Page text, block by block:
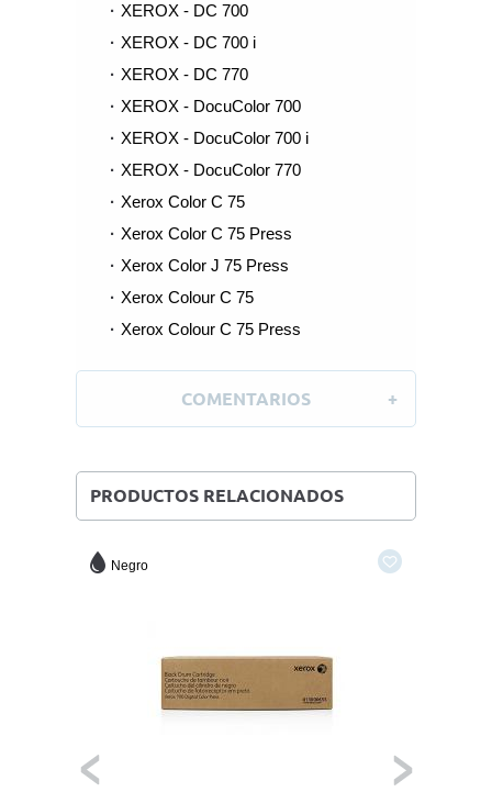
XEROX - DC 700
XEROX - DC 700 i
XEROX - DC 770
XEROX - DocuColor 700
XEROX - DocuColor 700 i
XEROX - DocuColor 770
Xerox Color C 75
Xerox Color C 75 Press
Xerox Color J 75 Press
Xerox Colour C 75
Xerox Colour C 75 Press
COMENTARIOS
PRODUCTOS RELACIONADOS
Negro